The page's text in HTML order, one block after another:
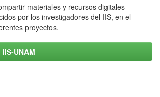
materiales y recursos digitales
por los investigadores del IIS, en el
proyectos.
UNAM